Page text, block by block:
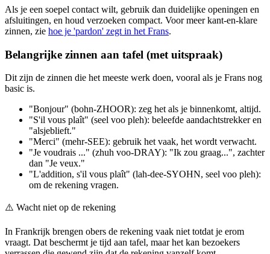
Als je een soepel contact wilt, gebruik dan duidelijke openingen en
afsluitingen, en houd verzoeken compact. Voor meer kant-en-klare
zinnen, zie hoe je 'pardon' zegt in het Frans.
Belangrijke zinnen aan tafel (met uitspraak)
Dit zijn de zinnen die het meeste werk doen, vooral als je Frans nog
basic is.
"Bonjour" (bohn-ZHOOR): zeg het als je binnenkomt, altijd.
"S'il vous plaît" (seel voo pleh): beleefde aandachtstrekker en
"alsjeblieft."
"Merci" (mehr-SEE): gebruik het vaak, het wordt verwacht.
"Je voudrais ..." (zhuh voo-DRAY): "Ik zou graag...", zachter
dan "Je veux."
"L'addition, s'il vous plaît" (lah-dee-SYOHN, seel voo pleh):
om de rekening vragen.
⚠️ Wacht niet op de rekening
In Frankrijk brengen obers de rekening vaak niet totdat je erom
vraagt. Dat beschermt je tijd aan tafel, maar het kan bezoekers